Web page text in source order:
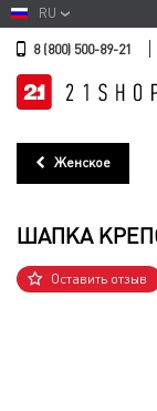
RU
8 (800) 500-89-21
Женское
ШАПКА
Оставить отзыв